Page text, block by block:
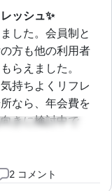
ッシュ✨
した。会員制と
方も他の利用者
らえました。
持ちよくリフレ
なら、年会費を
きに検討中で
2 コメント